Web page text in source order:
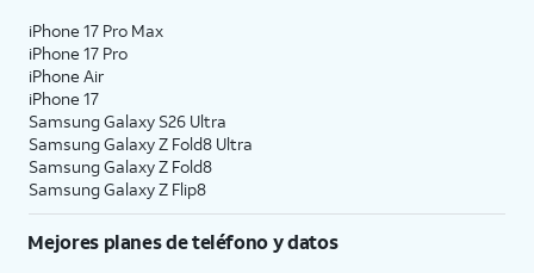
iPhone 17 Pro Max
iPhone 17 Pro
iPhone Air
iPhone 17
Samsung Galaxy S26 Ultra
Samsung Galaxy Z Fold8 Ultra
Samsung Galaxy Z Fold8
Samsung Galaxy Z Flip8
Mejores planes de teléfono y datos